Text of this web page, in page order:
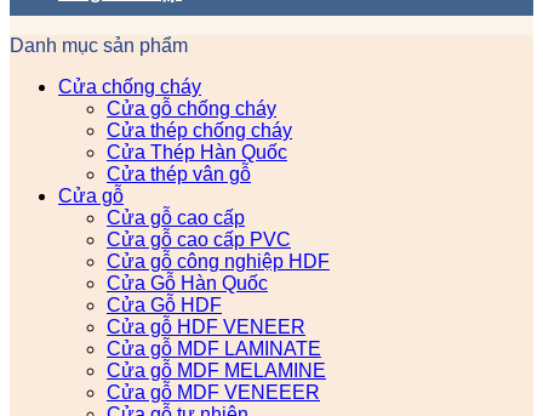
Danh mục sản phẩm
Cửa chống cháy
Cửa gỗ chống cháy
Cửa thép chống cháy
Cửa Thép Hàn Quốc
Cửa thép vân gỗ
Cửa gỗ
Cửa gỗ cao cấp
Cửa gỗ cao cấp PVC
Cửa gỗ công nghiệp HDF
Cửa Gỗ Hàn Quốc
Cửa Gỗ HDF
Cửa gỗ HDF VENEER
Cửa gỗ MDF LAMINATE
Cửa gỗ MDF MELAMINE
Cửa gỗ MDF VENEEER